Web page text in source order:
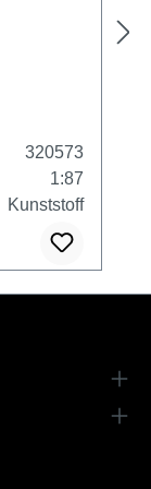
320573
1:87
Kunststoff